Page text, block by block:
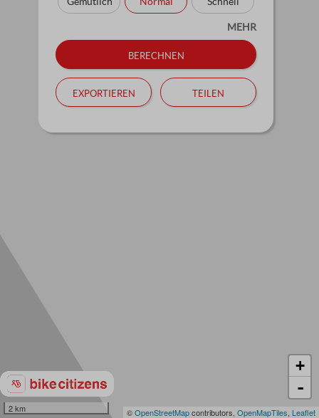
2 km
+
-
©OpenStreetMapcontributors, OpenMapTiles Leaflet
MEHR
berechnen
exportieren teilen